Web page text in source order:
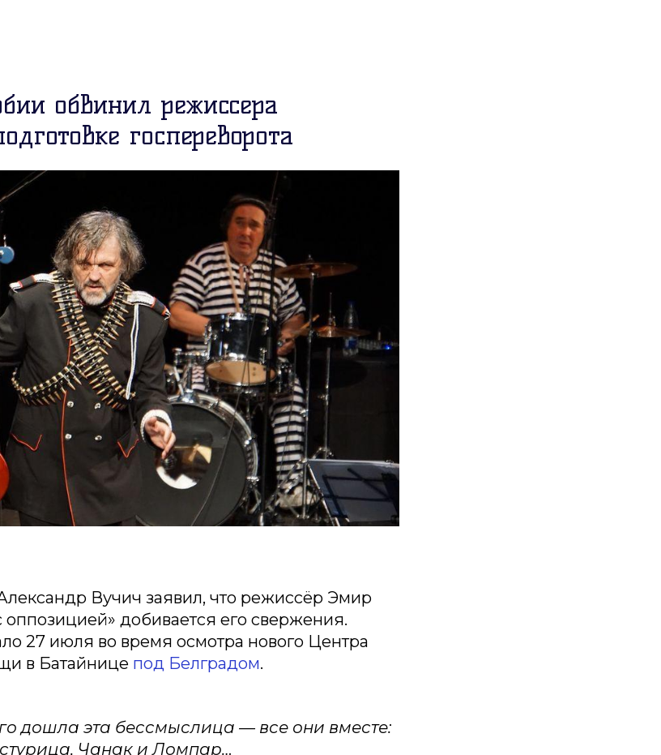
обвинил режиссера
госпереворота
Вучич заявил, что режиссёр Эмир
оппозицией» добивается его свержения.
27 июля во время осмотра нового Центра
в Батайнице под Белградом.
дошла эта бессмыслица — все они вместе:
Чанак и Ломпар…